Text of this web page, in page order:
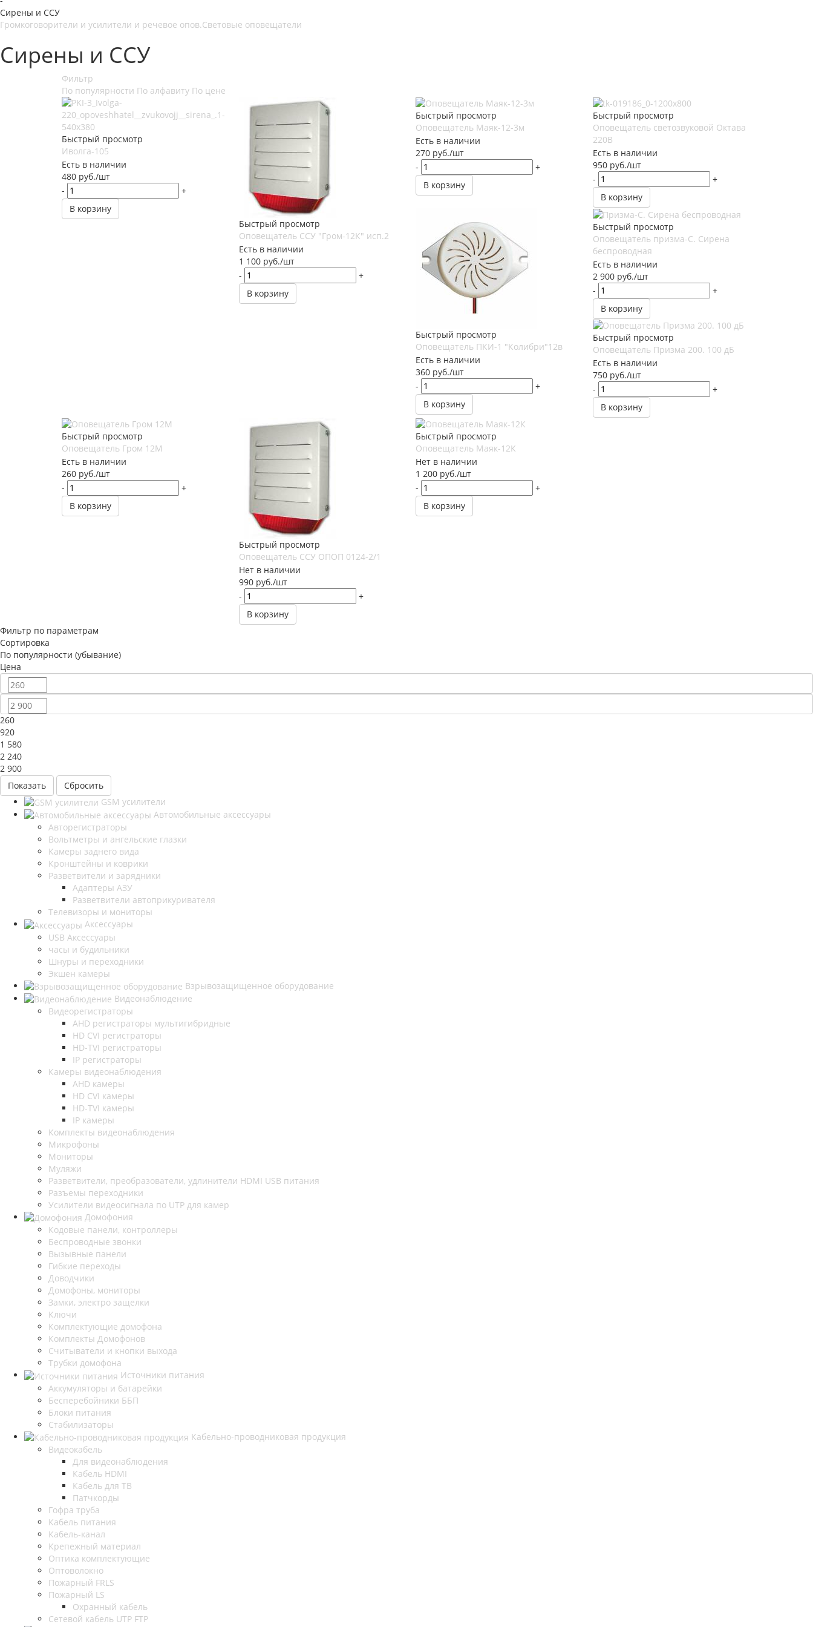
Сирены и ССУ
Громкоговорители и усилители и речевое опов.Световые оповещатели
Сирены и ССУ
Фильтр
По популярности По алфавиту По цене
Быстрый просмотр
Иволга-105
Есть в наличии
480 руб./шт
-
+
В корзину
Быстрый просмотр
Оповещатель ССУ "Гром-12К" исп.2
Есть в наличии
1 100руб./шт
-
+
В корзину
Быстрый просмотр
Оповещатель Маяк-12-3м
Есть в наличии
270 руб./шт
-
+
В корзину
Быстрый просмотр
Оповещатель светозвуковой Октава
220В
Есть в наличии
950руб./шт
-
+
В корзину
Быстрый просмотр
Оповещатель ПКИ-1 "Колибри"12в
Есть в наличии
360 руб./шт
-
+
В корзину
Быстрый просмотр
Оповещатель призма-С. Сирена
беспроводная
Есть в наличии
2 900руб./шт
-
+
В корзину
Быстрый просмотр
Оповещатель Призма 200. 100 дБ
Есть в наличии
750руб./шт
-
+
В корзину
Быстрый просмотр
Оповещатель Гром 12М
Есть в наличии
260 руб./шт
-
+
В корзину
Быстрый просмотр
Оповещатель ССУ ОПОП 0124-2/1
Нет в наличии
990руб./шт
-
+
В корзину
Быстрый просмотр
Оповещатель Маяк-12К
Нет в наличии
1 200 руб./шт
-
+
В корзину
Фильтр по параметрам
Сортировка
По популярности (убывание)
Цена
260
920
1 580
2 240
2 900
Сбросить
GSM усилители
Автомобильные аксессуары
Авторегистраторы
Вольтметры и ангельские глазки
Камеры заднего вида
Кронштейны и коврики
Разветвители и зарядники
Адаптеры АЗУ
Разветвители автоприкуривателя
Телевизоры и мониторы
Аксессуары
USB Аксессуары
часы и будильники
Шнуры и переходники
Экшен камеры
Взрывозащищенное оборудование
Видеонаблюдение
Видеорегистраторы
AHD регистраторы мультигибридные
HD CVI регистраторы
HD-TVI регистраторы
IP регистраторы
Камеры видеонаблюдения
AHD камеры
HD CVI камеры
HD-TVI камеры
IP камеры
Комплекты видеонаблюдения
Микрофоны
Мониторы
Муляжи
Разветвители, преобразователи, удлинители HDMI USB питания
Разъемы переходники
Усилители видеосигнала по UTP для камер
Домофония
Кодовые панели, контроллеры
Беспроводные звонки
Вызывные панели
Гибкие переходы
Доводчики
Домофоны, мониторы
Замки, электро защелки
Ключи
Комплектующие домофона
Комплекты Домофонов
Считыватели и кнопки выхода
Трубки домофона
Источники питания
Аккумуляторы и батарейки
Бесперебойники ББП
Блоки питания
Стабилизаторы
Кабельно-проводниковая продукция
Видеокабель
Для видеонаблюдения
Кабель HDMI
Кабель для ТВ
Патчкорды
Гофра труба
Кабель питания
Кабель-канал
Крепежный материал
Оптика комплектующие
Оптоволокно
Пожарный FRLS
Пожарный LS
Охранный кабель
Сетевой кабель UTP FTP